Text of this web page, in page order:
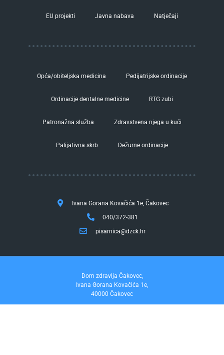
EU projekti Javna nabava Natječaji
Opća/obiteljska medicina Pedijatrijske ordinacije
Ordinacije dentalne medicine RTG zubi
Patronažna služba Zdravstvena njega u kući
Palijativna skrb Dežurne ordinacije
Ivana Gorana Kovačića 1e, Čakovec
040/372-381
pisarnica@dzck.hr
Dom zdravlja Čakovec,
Ivana Gorana Kovačića 1e,
40000 Čakovec